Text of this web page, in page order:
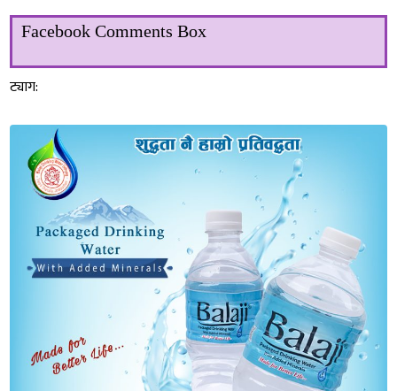
Facebook Comments Box
ट्याग: